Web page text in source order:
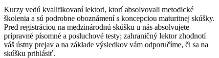
Kurzy vedú kvalifikovaní lektori, ktorí absolvovali metodické
školenia a sú podrobne oboznámení s koncepciou maturitnej skúšky.
Pred registráciou na medzinárodnú skúšku u nás absolvujete
prípravné písomné a posluchové testy; zahraničný lektor zhodnotí
váš ústny prejav a na základe výsledkov vám odporučíme, či sa na
skúšku prihlásiť.